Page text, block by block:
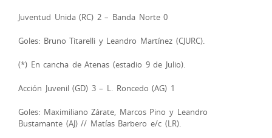
Juventud Unida (RC) 2 – Banda Norte 0
Goles: Bruno Titarelli y Leandro Martínez (CJURC).
(*) En cancha de Atenas (estadio 9 de Julio).
Acción Juvenil (GD) 3 – L. Roncedo (AG) 1
Goles: Maximiliano Zárate, Marcos Pino y Leandro
Bustamante (AJ) // Matías Barbero e/c (LR).